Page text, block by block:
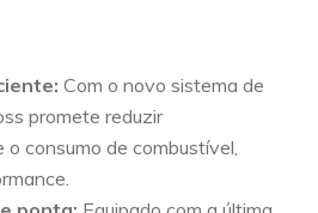
Com o novo sistema de
promete reduzir
consumo de combustível,